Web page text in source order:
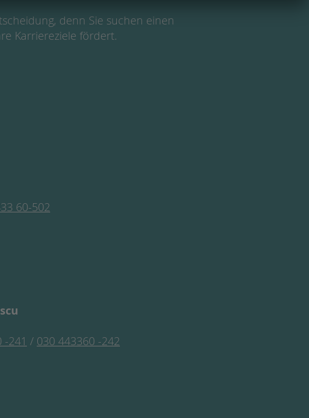
denn Sie suchen einen
Karriereziele fördert.
60-502
-241 / 030 443360 -242